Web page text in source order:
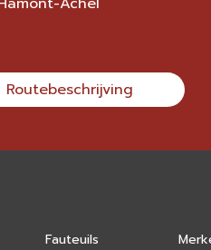
Routebeschrijving
Fauteuils